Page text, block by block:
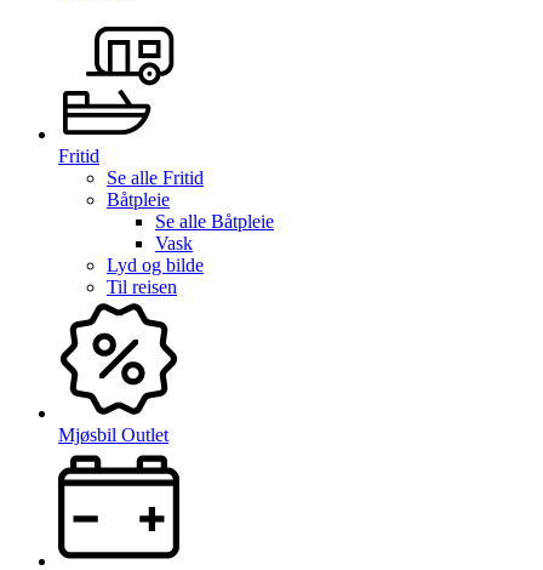
Fritid
Se alle Fritid
Båtpleie
Se alle Båtpleie
Vask
Lyd og bilde
Til reisen
Mjøsbil Outlet